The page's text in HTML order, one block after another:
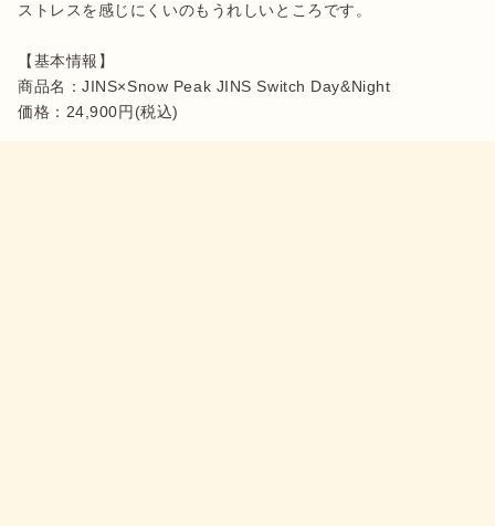
ストレスを感じにくいのもうれしいところです。
【基本情報】
商品名：JINS×Snow Peak JINS Switch Day&Night
価格：24,900円(税込)